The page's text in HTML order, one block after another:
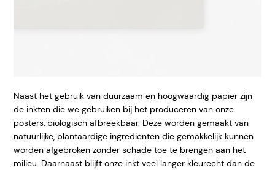
Naast het gebruik van duurzaam en hoogwaardig papier zijn
de inkten die we gebruiken bij het produceren van onze
posters, biologisch afbreekbaar. Deze worden gemaakt van
natuurlijke, plantaardige ingrediënten die gemakkelijk kunnen
worden afgebroken zonder schade toe te brengen aan het
milieu. Daarnaast blijft onze inkt veel langer kleurecht dan de